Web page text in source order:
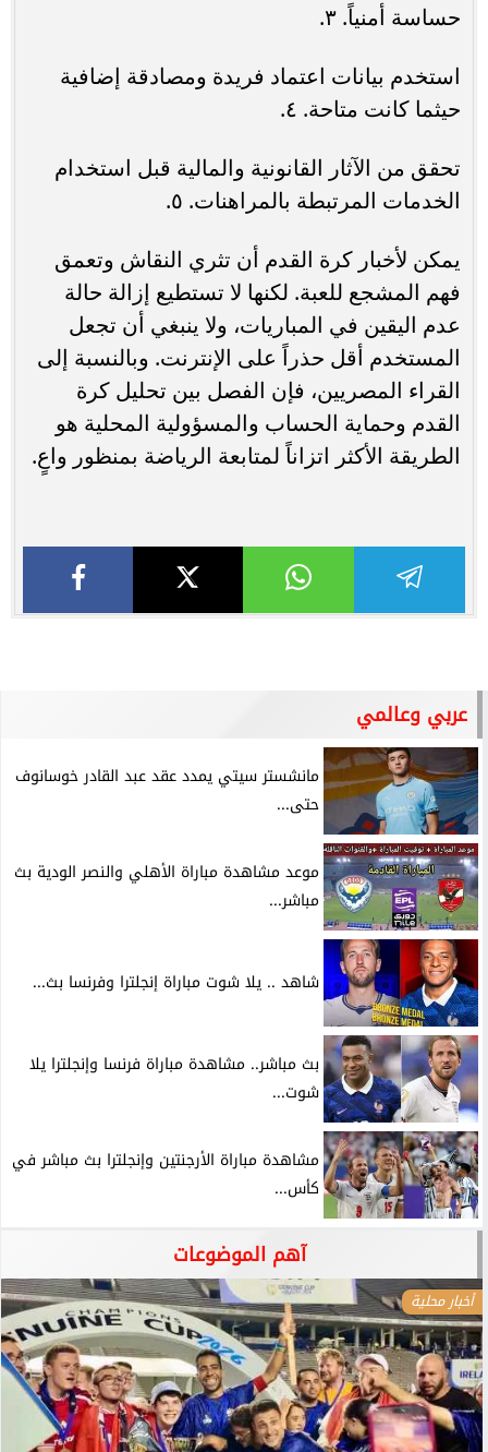
حساسة أمنياً. ٣.
استخدم بيانات اعتماد فريدة ومصادقة إضافية
حيثما كانت متاحة. ٤.
تحقق من الآثار القانونية والمالية قبل استخدام
الخدمات المرتبطة بالمراهنات. ٥.
يمكن لأخبار كرة القدم أن تثري النقاش وتعمق
فهم المشجع للعبة. لكنها لا تستطيع إزالة حالة
عدم اليقين في المباريات، ولا ينبغي أن تجعل
المستخدم أقل حذراً على الإنترنت. وبالنسبة إلى
القراء المصريين، فإن الفصل بين تحليل كرة
القدم وحماية الحساب والمسؤولية المحلية هو
الطريقة الأكثر اتزاناً لمتابعة الرياضة بمنظور واعٍ.
عربي وعالمي
مانشستر سيتي يمدد عقد عبد القادر خوسانوف
حتى...
موعد مشاهدة مباراة الأهلي والنصر الودية بث
مباشر...
شاهد .. يلا شوت مباراة إنجلترا وفرنسا بث...
بث مباشر.. مشاهدة مباراة فرنسا وإنجلترا يلا
شوت...
مشاهدة مباراة الأرجنتين وإنجلترا بث مباشر في
كأس...
آهم الموضوعات
أخبار محلية